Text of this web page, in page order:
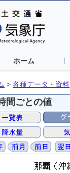
ホーム
> 各種データ・資料
間ごとの値